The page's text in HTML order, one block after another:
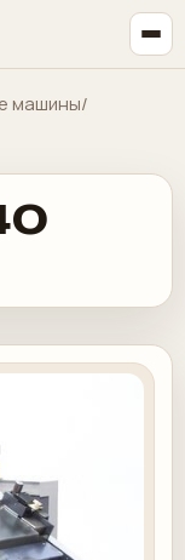
машины/